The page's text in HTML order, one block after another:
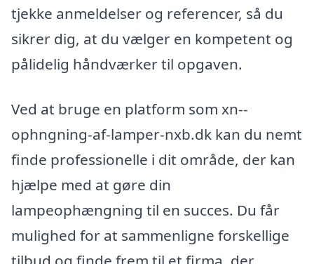
tjekke anmeldelser og referencer, så du
sikrer dig, at du vælger en kompetent og
pålidelig håndværker til opgaven.
Ved at bruge en platform som xn--
ophngning-af-lamper-nxb.dk kan du nemt
finde professionelle i dit område, der kan
hjælpe med at gøre din
lampeophængning til en succes. Du får
mulighed for at sammenligne forskellige